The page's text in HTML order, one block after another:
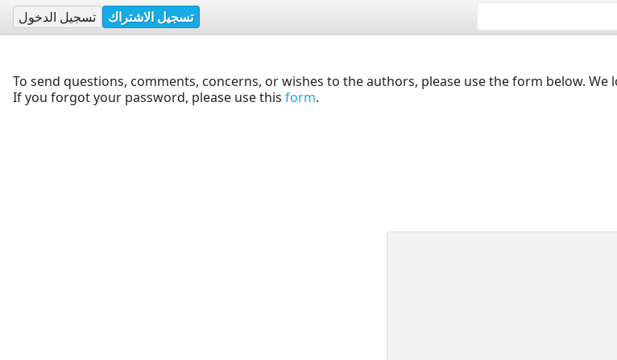
تسجيل الاشتراك تسجيل الدخول
To send questions, comments, concerns, or wishes to the authors, please use the form below.
If you forgot your password, please use this form.